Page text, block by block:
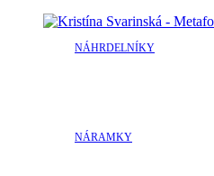
NÁHRDELNÍKY
NÁRAMKY